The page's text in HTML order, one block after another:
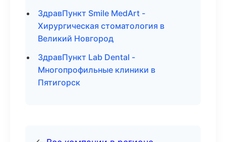
ЗдравПункт Smile MedArt -
Хирургическая стоматология в
Великий Новгород
ЗдравПункт Lab Dental -
Многопрофильные клиники в
Пятигорск